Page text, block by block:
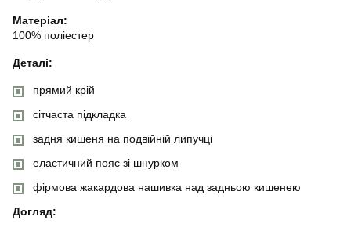
Матеріал:
100% поліестер
Деталі:
прямий крій
сітчаста підкладка
задня кишеня на подвійній липучці
еластичний пояс зі шнурком
фірмова жакардова нашивка над задньою кишенею
Догляд: